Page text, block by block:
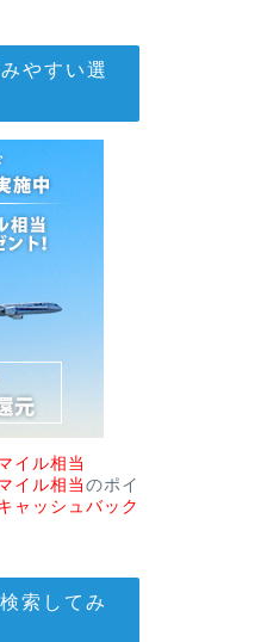
やすい選
イル相当
イル相当のポイ
ャッシュバック
索してみ